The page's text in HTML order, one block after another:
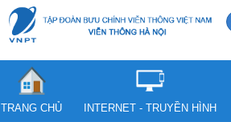
TRANG CHỦ INTERNET - TRUYỀN HÌNH